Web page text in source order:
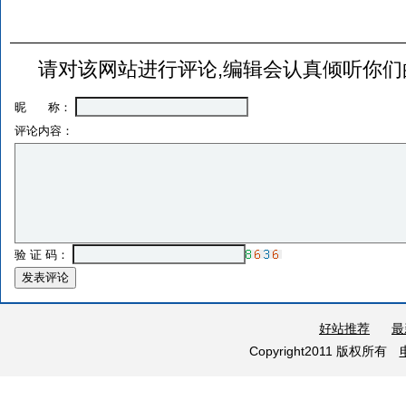
请对该网站进行评论,编辑会认真倾听你
昵 称：
评论内容：
验 证 码：
好站推荐
Copyright2011 版权所有